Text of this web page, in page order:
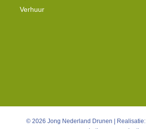
Verhuur
© 2026 Jong Nederland Drunen | Realisatie: